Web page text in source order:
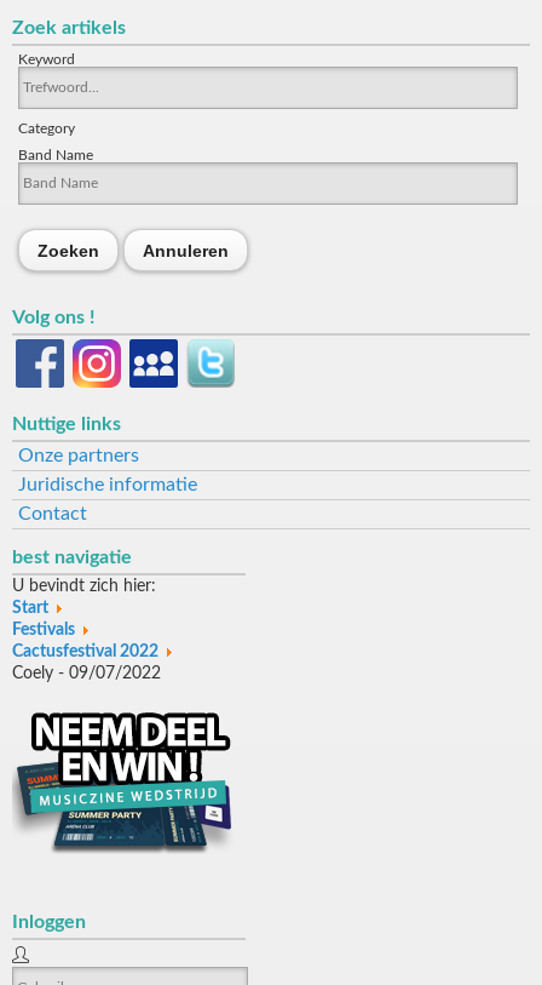
Zoek artikels
Keyword
Category
Band Name
Zoeken Annuleren
Volg ons !
Nuttige links
Onze partners
Juridische informatie
Contact
best navigatie
U bevindt zich hier:
Start
Festivals
Cactusfestival 2022
Coely - 09/07/2022
Inloggen